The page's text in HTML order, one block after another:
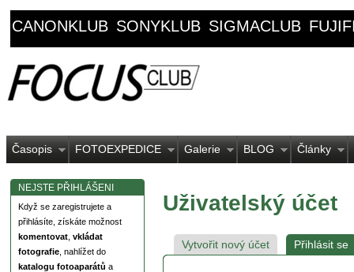
CANONKLUB SONYKLUB SIGMACLUB
Časopis FOTOEXPEDICE Galerie BLOG Články
NEJSTE PŘIHLÁŠENI
Když se zaregistrujete a
přihlásíte, získáte možnost
komentovat vkládat
fotografie , nahlížet do
katalogu fotoaparátů a
Uživatelský účet
Vytvořit nový účet Přihlásit se